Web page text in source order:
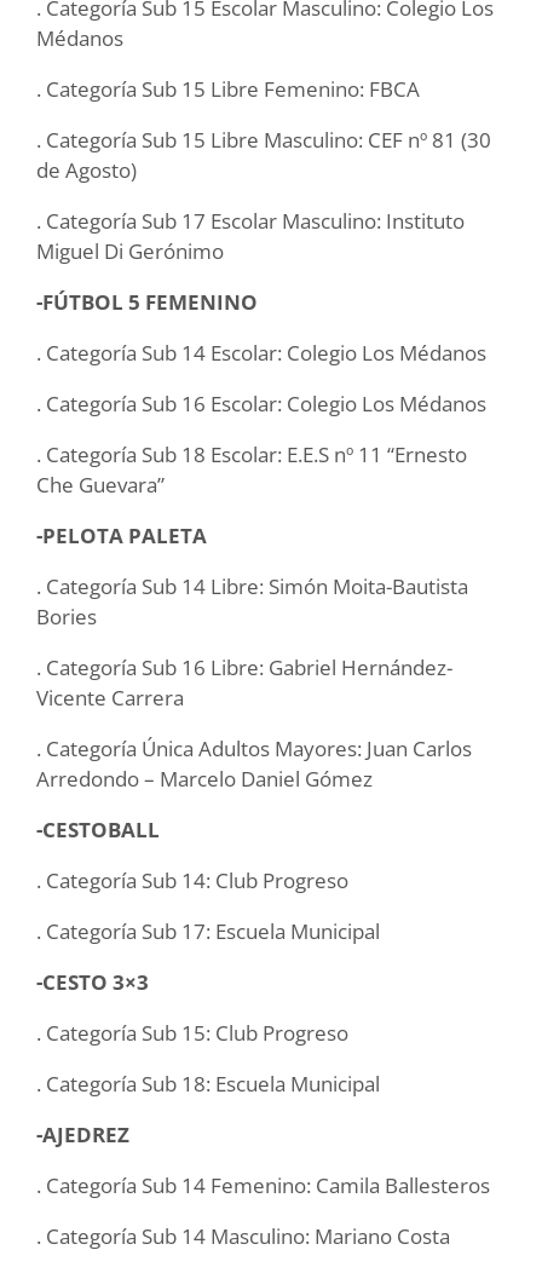
. Categoría Sub 15 Escolar Masculino: Colegio Los
Médanos
. Categoría Sub 15 Libre Femenino: FBCA
. Categoría Sub 15 Libre Masculino: CEF nº 81 (30
de Agosto)
. Categoría Sub 17 Escolar Masculino: Instituto
Miguel Di Gerónimo
-FÚTBOL 5 FEMENINO
. Categoría Sub 14 Escolar: Colegio Los Médanos
. Categoría Sub 16 Escolar: Colegio Los Médanos
. Categoría Sub 18 Escolar: E.E.S nº 11 “Ernesto
Che Guevara”
-PELOTA PALETA
. Categoría Sub 14 Libre: Simón Moita-Bautista
Bories
. Categoría Sub 16 Libre: Gabriel Hernández-
Vicente Carrera
. Categoría Única Adultos Mayores: Juan Carlos
Arredondo – Marcelo Daniel Gómez
-CESTOBALL
. Categoría Sub 14: Club Progreso
. Categoría ⁠Sub 17: Escuela Municipal
-CESTO 3×3
. Categoría Sub 15: Club Progreso
. Categoría Sub 18: Escuela Municipal
-AJEDREZ
. Categoría Sub 14 Femenino: Camila Ballesteros
. Categoría Sub 14 Masculino: Mariano Costa